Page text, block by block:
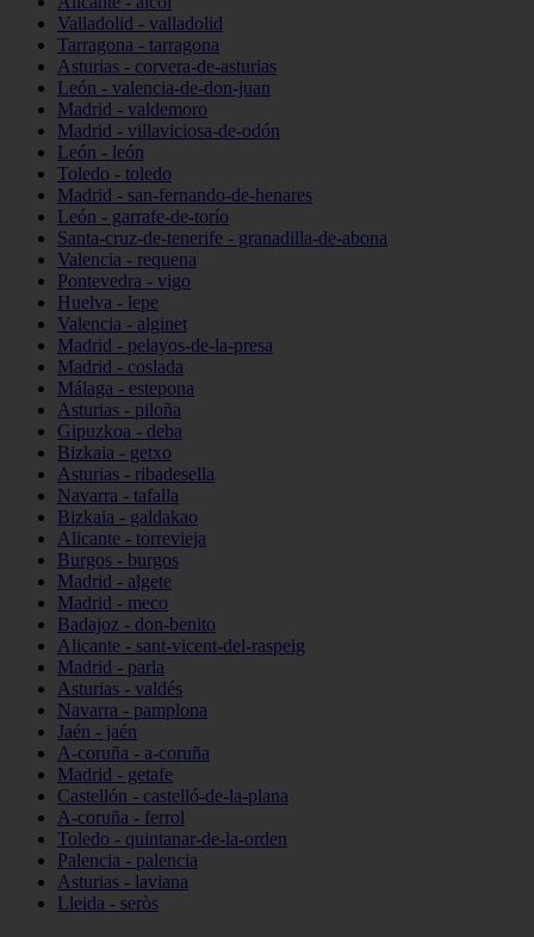
Valladolid - valladolid
Tarragona - tarragona
Asturias - corvera-de-asturias
León - valencia-de-don-juan
Madrid - valdemoro
Madrid - villaviciosa-de-odón
León - león
Toledo - toledo
Madrid - san-fernando-de-henares
León - garrafe-de-torío
Santa-cruz-de-tenerife - granadilla-de-abona
Valencia - requena
Pontevedra - vigo
Huelva - lepe
Valencia - alginet
Madrid - pelayos-de-la-presa
Madrid - coslada
Málaga - estepona
Asturias - piloña
Gipuzkoa - deba
Bizkaia - getxo
Asturias - ribadesella
Navarra - tafalla
Bizkaia - galdakao
Alicante - torrevieja
Burgos - burgos
Madrid - algete
Madrid - meco
Badajoz - don-benito
Alicante - sant-vicent-del-raspeig
Madrid - parla
Asturias - valdés
Navarra - pamplona
Jaén - jaén
A-coruña - a-coruña
Madrid - getafe
Castellón - castelló-de-la-plana
A-coruña - ferrol
Toledo - quintanar-de-la-orden
Palencia - palencia
Asturias - laviana
Lleida - seròs